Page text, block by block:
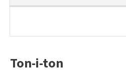
Ton-i-ton